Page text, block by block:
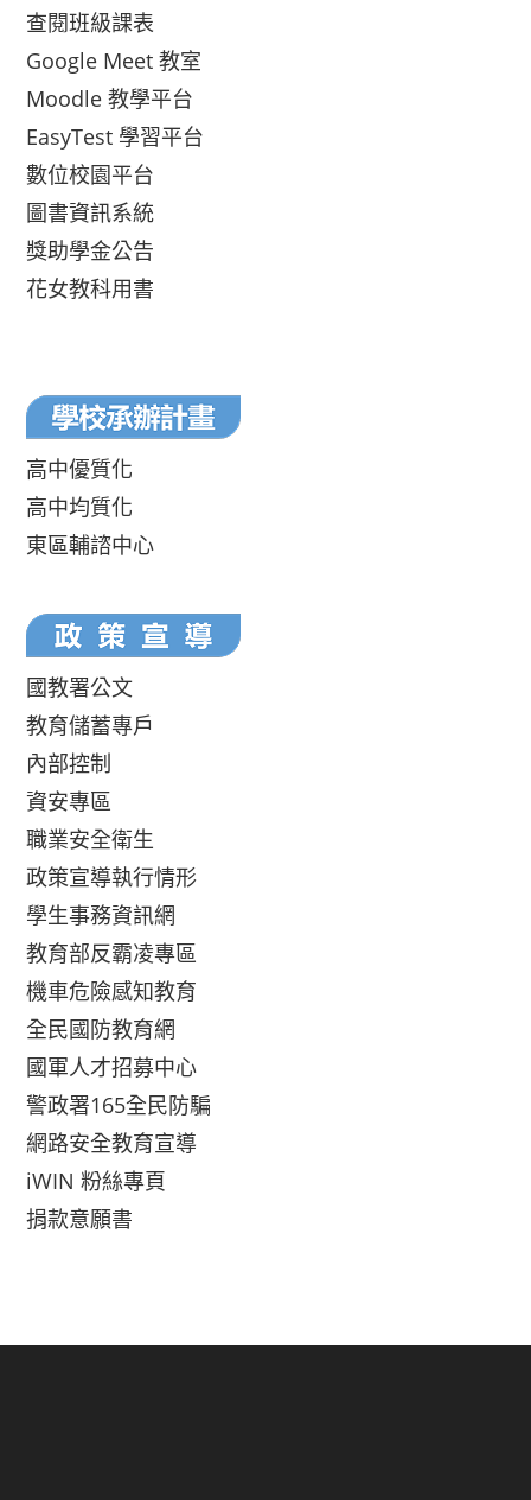
查閱班級課表
Google Meet 教室
Moodle 教學平台
EasyTest 學習平台
數位校園平台
圖書資訊系統
獎助學金公告
花女教科用書
高中優質化
高中均質化
東區輔諮中心
國教署公文
教育儲蓄專戶
內部控制
資安專區
職業安全衛生
政策宣導執行情形
學生事務資訊網
教育部反霸凌專區
機車危險感知教育
全民國防教育網
國軍人才招募中心
警政署165全民防騙
網路安全教育宣導
iWIN 粉絲專頁
捐款意願書